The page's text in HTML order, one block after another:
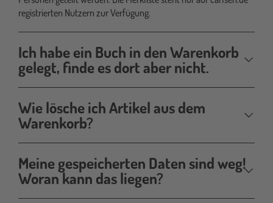
registrierten Nutzern zur Verfügung.
Ich habe ein Buch in den Warenkorb
gelegt, finde es dort aber nicht.
Wie lösche ich Artikel aus dem
Warenkorb?
Meine gespeicherten Daten sind weg!
Woran kann das liegen?